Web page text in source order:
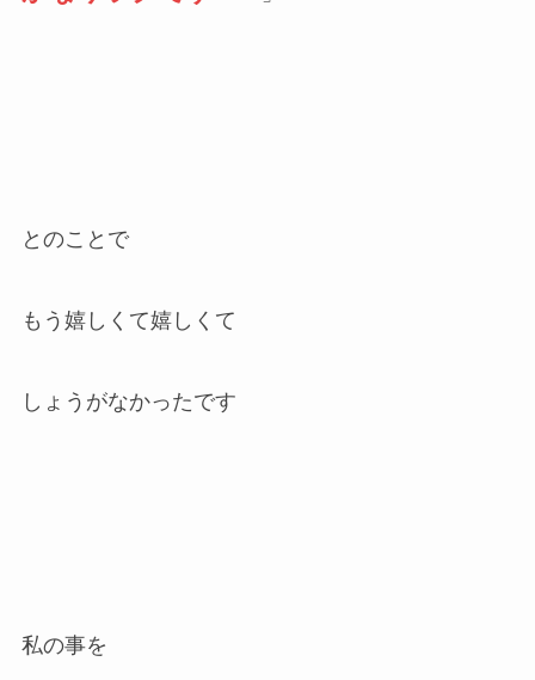
とのことで
もう嬉しくて嬉しくて
しょうがなかったです
私の事を